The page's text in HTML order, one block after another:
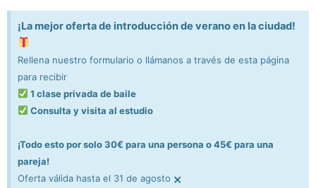
¡La mejor oferta de introducción de verano en la ciudad!
Rellena nuestro formulario o llámanos a través de esta página
para recibir
1 clase privada de baile
Consulta y visita al estudio
¡Todo esto por solo 30€ para una persona o 45€ para una
pareja!
Oferta válida hasta el 31 de agosto ×